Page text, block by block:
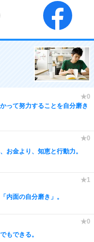
って努力することを自分磨き
お金より、知恵と行動力。
内面の自分磨き」。
もできる。